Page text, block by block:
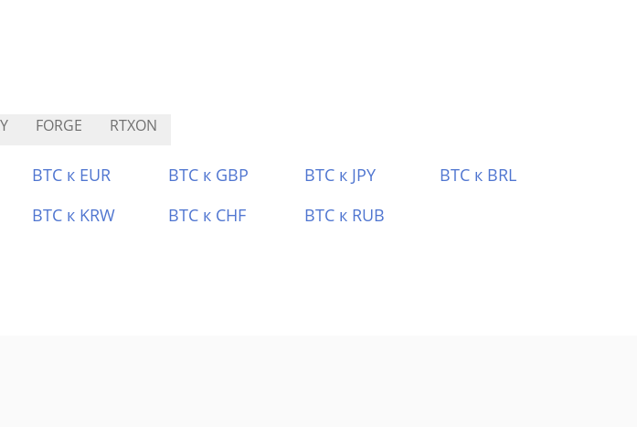
FORGE RTXON
BTC к EUR BTC к GBP BTC к JPY
BTC к BRL
BTC к KRW BTC к CHF BTC к RUB